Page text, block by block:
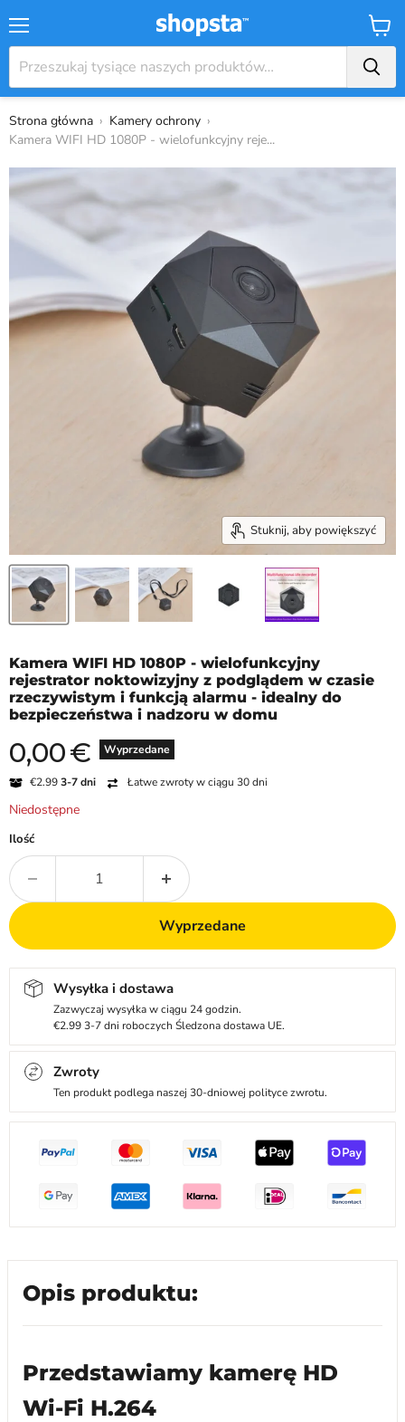
Strona główna › Kamery ochrony ›
Kamera WIFI HD 1080P - wielofunkcyjny reje...
Stuknij, aby powiększyć
Kamera WIFI HD 1080P - wielofunkcyjny
rejestrator noktowizyjny z podglądem w czasie
rzeczywistym i funkcją alarmu - idealny do
bezpieczeństwa i nadzoru w domu
Wyprzedane
Aktualna cena
0,00€
€2.993-7 dni Łatwe zwroty w ciągu 30 dni
Niedostępne
Ilość
Wyprzedane
Wysyłka i dostawa
Zazwyczaj wysyłka w ciągu 24 godzin.
€2.99 3-7 dni roboczych Śledzona dostawa UE.
Zwroty
Ten produkt podlega naszej 30-dniowej polityce zwrotu.
Opis produktu:
Przedstawiamy kamerę HD
Wi-Fi H.264